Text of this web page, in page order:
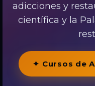
adicciones y
científica y la
✦ Cursos de